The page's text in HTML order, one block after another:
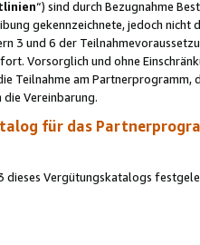
“) sind durch Bezugnahme
gekennzeichnete, jedoch
3 und 6 der
Vorsorglich und ohne
Teilnahme am
Vereinbarung.
für das
dieses Vergütungskatalogs